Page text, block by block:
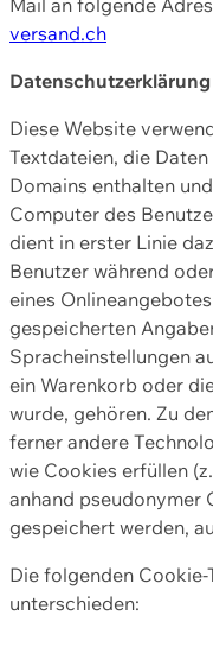
versand.ch
Diese Website
Textdateien, die
Domains enthalten
Computer des
dient in erster Linie
Benutzer während
eines
gespeicherten
Spracheinstellungen
ein Warenkorb oder
wurde, gehören. Zu
ferner andere
wie Cookies erfüllen
anhand pseudonymer
gespeichert werden,
Die folgenden
unterschieden: